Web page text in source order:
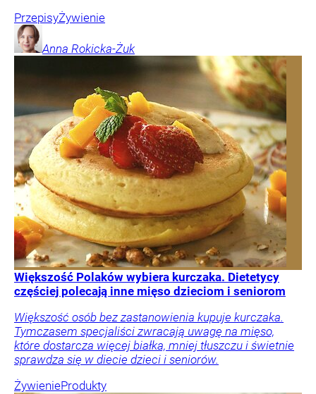
PrzepisyŻywienie
Anna Rokicka-Żuk
Większość Polaków wybiera kurczaka. Dietetycy
częściej polecają inne mięso dzieciom i seniorom
Większość osób bez zastanowienia kupuje kurczaka.
Tymczasem specjaliści zwracają uwagę na mięso,
które dostarcza więcej białka, mniej tłuszczu i świetnie
sprawdza się w diecie dzieci i seniorów.
ŻywienieProdukty